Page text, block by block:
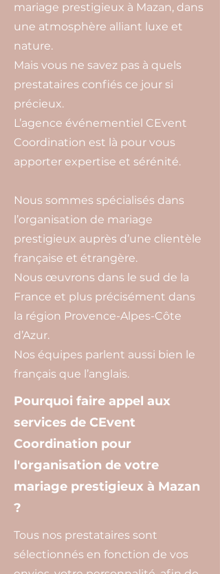
mariage prestigieux à Mazan, dans
une atmosphère alliant luxe et
nature.
Mais vous ne savez pas à quels
prestataires confiés ce jour si
précieux.
L’agence événementiel CEvent
Coordination est là pour vous
apporter expertise et sérénité.
Nous sommes spécialisés dans
l’organisation de mariage
prestigieux auprès d’une clientèle
française et étrangère.
Nous œuvrons dans le sud de la
France et plus précisément dans
la région Provence-Alpes-Côte
d’Azur.
Nos équipes parlent aussi bien le
français que l’anglais.
Pourquoi faire appel aux
services de CEvent
Coordination pour
l'organisation de votre
mariage prestigieux à Mazan
?
Tous nos prestataires sont
sélectionnés en fonction de vos